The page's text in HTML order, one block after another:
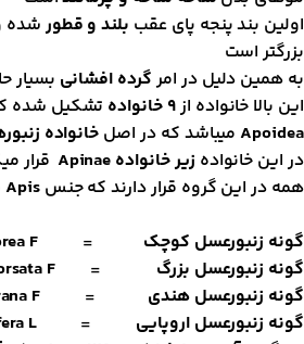
بند پنجه پای عقببلند و قطورشده
است
همین دلیل در امرگرده افشانیبسیار
بالا خانواده از9 خانواده
تشکیل شده که
میباشد که در اصل خانواده
این خانوادهزیر خانواده Apinae
قرار
در این گروه قرار دارند که جنسApis
زنبورعسل کوچک=
F
زنبورعسل بزرگ=
F
زنبورعسل هندی=
F
زنبورعسل اروپایی=
L